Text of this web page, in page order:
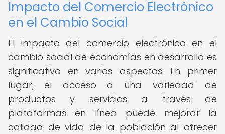
Impacto del Comercio Electrónico
en el Cambio Social
El impacto del comercio electrónico en el
cambio social de economías en desarrollo es
significativo en varios aspectos. En primer
lugar, el acceso a una variedad de
productos y servicios a través de
plataformas en línea puede mejorar la
calidad de vida de la población al ofrecer